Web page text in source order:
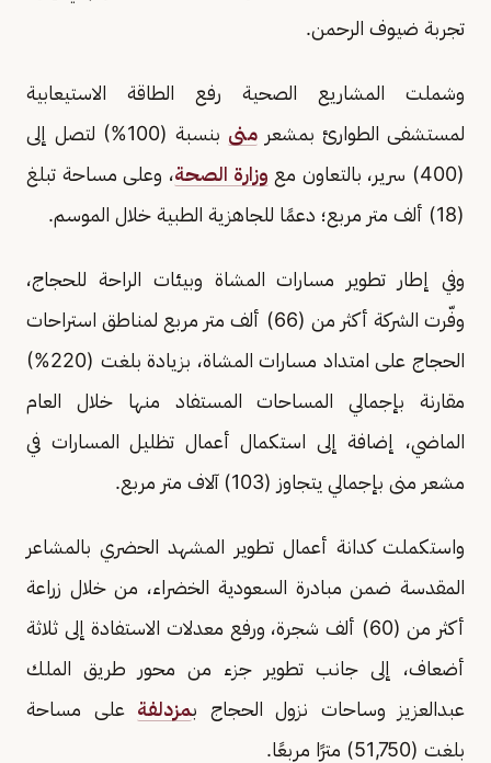
تجربة ضيوف الرحمن.
وشملت المشاريع الصحية رفع الطاقة الاستيعابية
لمستشفى الطوارئ بمشعر منى
بنسبة (100%) لتصل إلى
(400) سرير، بالتعاون مع
وزارة الصحة، وعلى مساحة تبلغ
(18) ألف متر مربع؛ دعمًا للجاهزية الطبية خلال الموسم.
وفي إطار تطوير مسارات المشاة وبيئات الراحة للحجاج،
وفّرت الشركة أكثر من (66) ألف متر مربع لمناطق استراحات
الحجاج على امتداد مسارات المشاة، بزيادة بلغت (220%)
مقارنة بإجمالي المساحات المستفاد منها خلال العام
الماضي، إضافة إلى استكمال أعمال تظليل المسارات في
مشعر منى بإجمالي يتجاوز (103) آلاف متر مربع.
واستكملت كدانة أعمال تطوير المشهد الحضري بالمشاعر
المقدسة ضمن مبادرة السعودية الخضراء، من خلال زراعة
أكثر من (60) ألف شجرة، ورفع معدلات الاستفادة إلى ثلاثة
أضعاف، إلى جانب تطوير جزء من محور طريق الملك
عبدالعزيز وساحات نزول الحجاج بمزدلفة على مساحة
بلغت (51,750) مترًا مربعًا.